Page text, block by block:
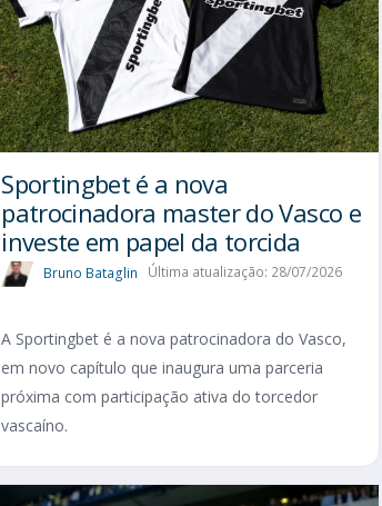
Sportingbet é a nova
patrocinadora master do Vasco e
investe em papel da torcida
Bruno Bataglin Última atualização: 28/07/2026
A Sportingbet é a nova patrocinadora do Vasco,
em novo capítulo que inaugura uma parceria
próxima com participação ativa do torcedor
vascaíno.